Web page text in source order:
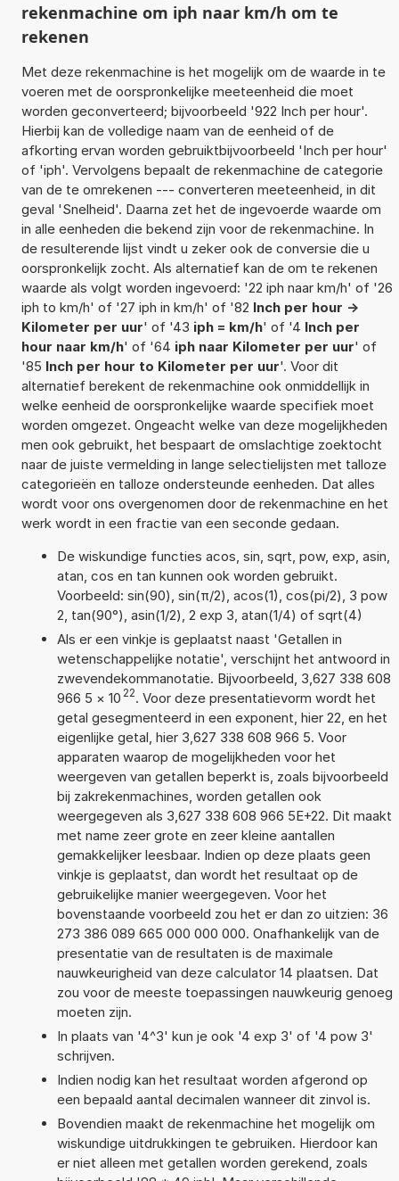
rekenmachine om iph naar km/h om te
rekenen
Met deze rekenmachine is het mogelijk om de waarde in te
voeren met de oorspronkelijke meeteenheid die moet
worden geconverteerd; bijvoorbeeld '922 Inch per hour'.
Hierbij kan de volledige naam van de eenheid of de
afkorting ervan worden gebruiktbijvoorbeeld 'Inch per hour'
of 'iph'. Vervolgens bepaalt de rekenmachine de categorie
van de te omrekenen --- converteren meeteenheid, in dit
geval 'Snelheid'. Daarna zet het de ingevoerde waarde om
in alle eenheden die bekend zijn voor de rekenmachine. In
de resulterende lijst vindt u zeker ook de conversie die u
oorspronkelijk zocht. Als alternatief kan de om te rekenen
waarde als volgt worden ingevoerd: '22 iph naar km/h' of '26
iph to km/h' of '27 iph in km/h' of '82 Inch per hour ->
Kilometer per uur' of '43 iph = km/h' of '4 Inch per
hour naar km/h' of '64 iph naar Kilometer per uur' of
'85 Inch per hour to Kilometer per uur'. Voor dit
alternatief berekent de rekenmachine ook onmiddellijk in
welke eenheid de oorspronkelijke waarde specifiek moet
worden omgezet. Ongeacht welke van deze mogelijkheden
men ook gebruikt, het bespaart de omslachtige zoektocht
naar de juiste vermelding in lange selectielijsten met talloze
categorieën en talloze ondersteunde eenheden. Dat alles
wordt voor ons overgenomen door de rekenmachine en het
werk wordt in een fractie van een seconde gedaan.
De wiskundige functies acos, sin, sqrt, pow, exp, asin,
atan, cos en tan kunnen ook worden gebruikt.
Voorbeeld: sin(90), sin(π/2), acos(1), cos(pi/2), 3 pow
2, tan(90°), asin(1/2), 2 exp 3, atan(1/4) of sqrt(4)
Als er een vinkje is geplaatst naast 'Getallen in
wetenschappelijke notatie', verschijnt het antwoord in
zwevendekommanotatie. Bijvoorbeeld, 3,627 338 608
966 5 × 10 22. Voor deze presentatievorm wordt het
getal gesegmenteerd in een exponent, hier 22, en het
eigenlijke getal, hier 3,627 338 608 966 5. Voor
apparaten waarop de mogelijkheden voor het
weergeven van getallen beperkt is, zoals bijvoorbeeld
bij zakrekenmachines, worden getallen ook
weergegeven als 3,627 338 608 966 5E+22. Dit maakt
met name zeer grote en zeer kleine aantallen
gemakkelijker leesbaar. Indien op deze plaats geen
vinkje is geplaatst, dan wordt het resultaat op de
gebruikelijke manier weergegeven. Voor het
bovenstaande voorbeeld zou het er dan zo uitzien: 36
273 386 089 665 000 000 000. Onafhankelijk van de
presentatie van de resultaten is de maximale
nauwkeurigheid van deze calculator 14 plaatsen. Dat
zou voor de meeste toepassingen nauwkeurig genoeg
moeten zijn.
In plaats van '4^3' kun je ook '4 exp 3' of '4 pow 3'
schrijven.
Indien nodig kan het resultaat worden afgerond op
een bepaald aantal decimalen wanneer dit zinvol is.
Bovendien maakt de rekenmachine het mogelijk om
wiskundige uitdrukkingen te gebruiken. Hierdoor kan
er niet alleen met getallen worden gerekend, zoals